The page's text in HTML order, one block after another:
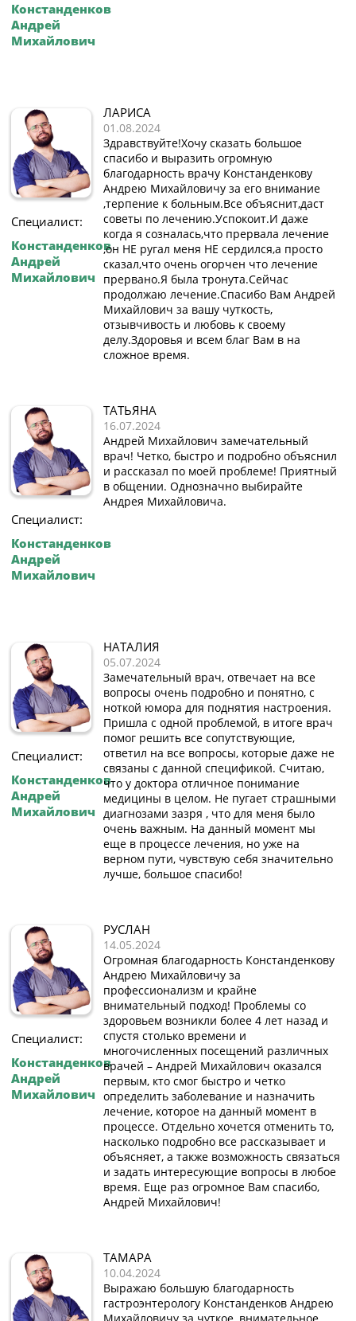
Констанденков
Андрей
Михайлович
Специалист:
Констанденков
Андрей
Михайлович
ЛАРИСА
01.08.2024
Здравствуйте!Хочу сказать большое
спасибо и выразить огромную
благодарность врачу Констанденкову
Андрею Михайловичу за его внимание
,терпение к больным.Все объяснит,даст
советы по лечению.Успокоит.И даже
когда я созналась,что прервала лечение
,он НЕ ругал меня НЕ сердился,а просто
сказал,что очень огорчен что лечение
прервано.Я была тронута.Сейчас
продолжаю лечение.Спасибо Вам Андрей
Михайлович за вашу чуткость,
отзывчивость и любовь к своему
делу.Здоровья и всем благ Вам в на
сложное время.
Специалист:
Констанденков
Андрей
Михайлович
ТАТЬЯНА
16.07.2024
Андрей Михайлович замечательный
врач! Четко, быстро и подробно объяснил
и рассказал по моей проблеме! Приятный
в общении. Однозначно выбирайте
Андрея Михайловича.
Специалист:
Констанденков
Андрей
Михайлович
НАТАЛИЯ
05.07.2024
Замечательный врач, отвечает на все
вопросы очень подробно и понятно, с
ноткой юмора для поднятия настроения.
Пришла с одной проблемой, в итоге врач
помог решить все сопутствующие,
ответил на все вопросы, которые даже не
связаны с данной спецификой. Считаю,
что у доктора отличное понимание
медицины в целом. Не пугает страшными
диагнозами зазря , что для меня было
очень важным. На данный момент мы
еще в процессе лечения, но уже на
верном пути, чувствую себя значительно
лучше, большое спасибо!
Специалист:
Констанденков
Андрей
Михайлович
РУСЛАН
14.05.2024
Огромная благодарность Констанденкову
Андрею Михайловичу за
профессионализм и крайне
внимательный подход! Проблемы со
здоровьем возникли более 4 лет назад и
спустя столько времени и
многочисленных посещений различных
врачей – Андрей Михайлович оказался
первым, кто смог быстро и четко
определить заболевание и назначить
лечение, которое на данный момент в
процессе. Отдельно хочется отменить то,
насколько подробно все рассказывает и
объясняет, а также возможность связаться
и задать интересующие вопросы в любое
время. Еще раз огромное Вам спасибо,
Андрей Михайлович!
ТАМАРА
10.04.2024
Выражаю большую благодарность
гастроэнтерологу Констанденков Андрею